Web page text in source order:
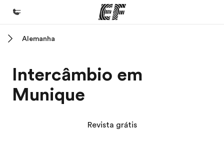
Programas
Saiba tudo que oferecemos
Alemanha
Intercâmbio em
Munique
Revista grátis